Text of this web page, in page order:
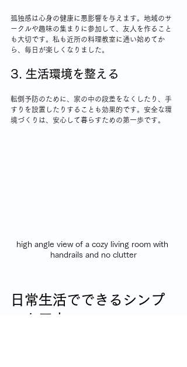
孤独感は心身の健康に悪影響を与えます。地域のサ
ークルや趣味の集まりに参加して、友人を作ること
も大切です。私も近所の料理教室に通い始めてか
ら、毎日が楽しくなりました。
3. 生活環境を整える
転倒予防のために、家の中の段差をなくしたり、手
すりを設置したりすることも効果的です。安全な環
境づくりは、安心して暮らすための第一歩です。
high angle view of a cozy living room with
handrails and no clutter
日常生活でできるシンプ
ルな工夫